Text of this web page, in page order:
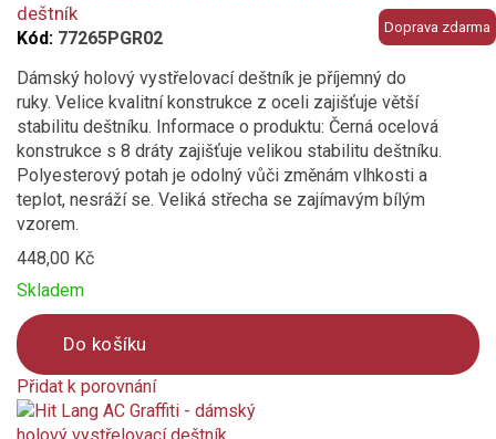
Doprava zdarma
deštník
Kód: 77265PGR02
Dámský holový vystřelovací deštník je příjemný do
ruky. Velice kvalitní konstrukce z oceli zajišťuje větší
stabilitu deštníku. Informace o produktu: Černá ocelová
konstrukce s 8 dráty zajišťuje velikou stabilitu deštníku.
Polyesterový potah je odolný vůči změnám vlhkosti a
teplot, nesráží se. Veliká střecha se zajímavým bílým
vzorem.
448,00 Kč
Skladem
Do košíku
Přidat k porovnání
Product
is